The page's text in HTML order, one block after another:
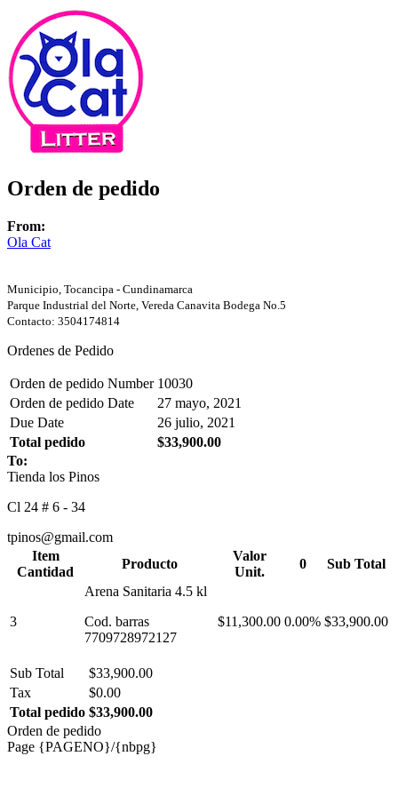
Orden de pedido
From:
Ola Cat
Municipio, Tocancipa - Cundinamarca
Parque Industrial del Norte, Vereda Canavita Bodega No.5
Contacto: 3504174814
Ordenes de Pedido
Orden de pedido Number 10030
Orden de pedido Date
27 mayo, 2021
Due Date
26 julio, 2021
Total pedido
$33,900.00
To:
Tienda los Pinos
Cl 24 # 6 - 34
tpinos@gmail.com
Item
Cantidad
Producto
Valor
Unit.
0 Sub Total
3
Arena Sanitaria 4.5 kl
Cod. barras
7709728972127
$11,300.00 0.00% $33,900.00
Sub Total
$33,900.00
Tax
$0.00
Total pedido $33,900.00
Orden de pedido
Page {PAGENO}/{nbpg}